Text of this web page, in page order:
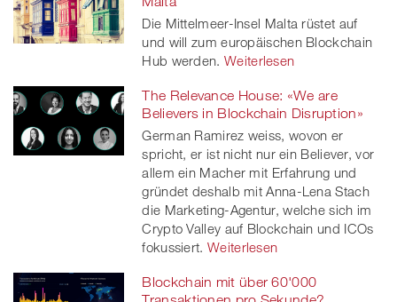
Die Mittelmeer-Insel Malta rüstet auf
und will zum europäischen Blockchain
Hub werden. Weiterlesen
The Relevance House: «We are
Believers in Blockchain Disruption»
German Ramirez weiss, wovon er
spricht, er ist nicht nur ein Believer, vor
allem ein Macher mit Erfahrung und
gründet deshalb mit Anna-Lena Stach
die Marketing-Agentur, welche sich im
Crypto Valley auf Blockchain und ICOs
fokussiert. Weiterlesen
Blockchain mit über 60'000